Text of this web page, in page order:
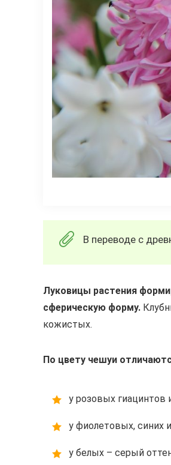
В переводе с
Луковицы растения
сферическую форму.
кожистых.
По цвету чешуи
у розовых
у фиолетовых, синих
у белых – серый